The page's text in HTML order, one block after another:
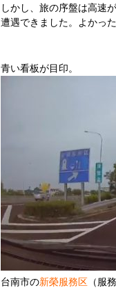
しかし、旅の序盤は高速
遭遇できました。よかった
青い看板が目印。
台南市の新榮服務区 （服